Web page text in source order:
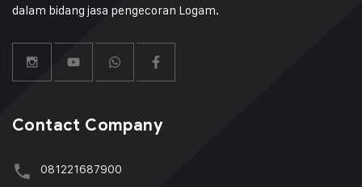
dalam bidang jasa pengecoran Logam.
Contact Company
081221687900